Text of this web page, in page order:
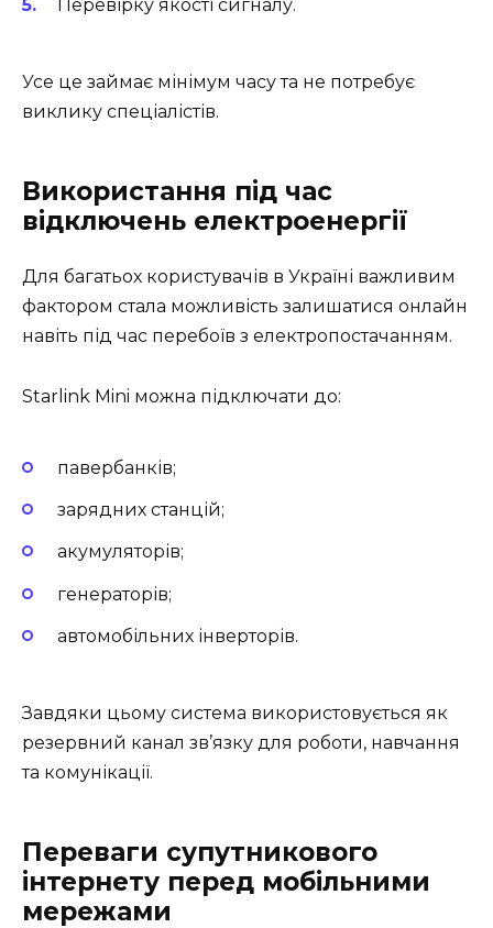
Перевірку якості сигналу.
Усе це займає мінімум часу та не потребує
виклику спеціалістів.
Використання під час
відключень електроенергії
Для багатьох користувачів в Україні важливим
фактором стала можливість залишатися онлайн
навіть під час перебоїв з електропостачанням.
Starlink Mini можна підключати до:
павербанків;
зарядних станцій;
акумуляторів;
генераторів;
автомобільних інверторів.
Завдяки цьому система використовується як
резервний канал зв’язку для роботи, навчання
та комунікації.
Переваги супутникового
інтернету перед мобільними
мережами